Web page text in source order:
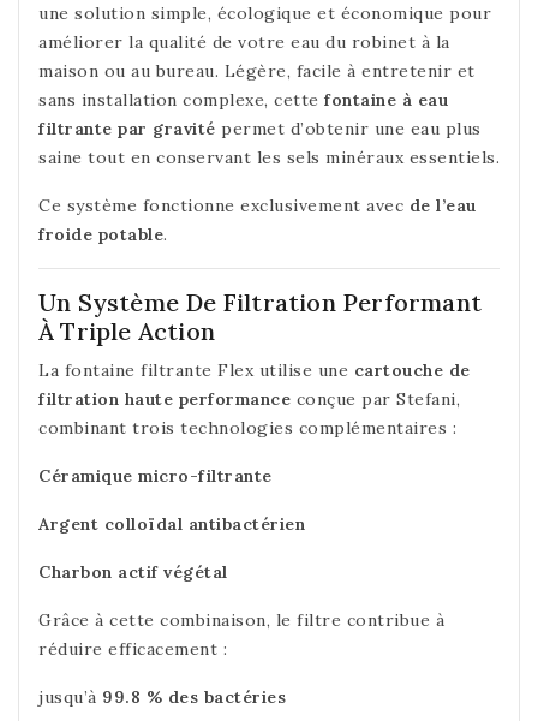
une solution simple, écologique et économique pour
améliorer la qualité de votre eau du robinet à la
maison ou au bureau. Légère, facile à entretenir et
sans installation complexe, cette fontaine à eau
filtrante par gravité permet d’obtenir une eau plus
saine tout en conservant les sels minéraux essentiels.
Ce système fonctionne exclusivement avec de l’eau
froide potable.
Un Système De Filtration Performant
À Triple Action
La fontaine filtrante Flex utilise une cartouche de
filtration haute performance conçue par Stefani,
combinant trois technologies complémentaires :
Céramique micro-filtrante
Argent colloïdal antibactérien
Charbon actif végétal
Grâce à cette combinaison, le filtre contribue à
réduire efficacement :
jusqu’à 99.8 % des bactéries